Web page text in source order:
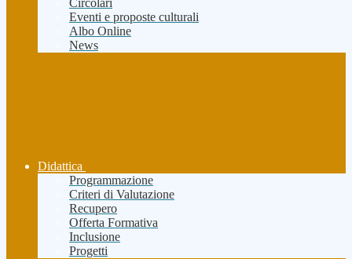
Circolari
Eventi e proposte culturali
Albo Online
News
Didattica
Programmazione
Criteri di Valutazione
Recupero
Offerta Formativa
Inclusione
Progetti